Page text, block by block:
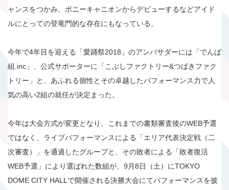
ャンスをつかみ、ポニーキャニオンからデビューするなどアイド
ルにとっての登竜門的な存在にもなっている。
今年で4年目を迎える「愛踊祭2018」のアンバサダーには「でんぱ
組.inc」、公式サポーターに「こぶしファクトリー&つばきファク
トリー」と、あふれる個性とその卓越したパフォーマンス力で人
気の高い2組の就任が決定まった。
今年は大会方式が変更となり、これまでの書類審査後のWEB予選
ではなく、ライブパフォーマンスによる「エリア代表決定戦（二
次審査）」を通過したグループと、その敗者による「敗者復活
WEB予選」により選ばれた数組が、9月8日（土）にTOKYO
DOME CITY HALLで開催される決勝大会にてパフォーマンスを披